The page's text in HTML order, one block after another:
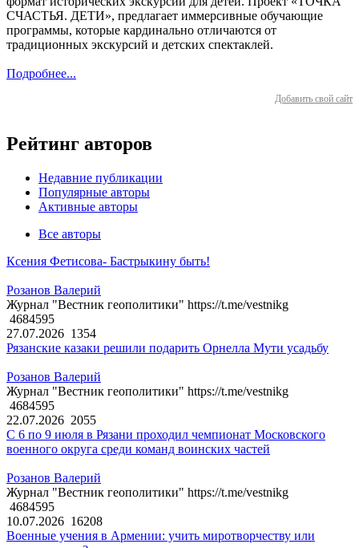
СЧАСТЬЯ. ДЕТИ», предлагает иммерсивные обучающие
программы, которые кардинально отличаются от
традиционных экскурсий и детских спектаклей.
Подробнее...
Добавить свой сайт
Рейтинг авторов
Недавние публикации
Популярные авторы
Активные авторы
Все авторы
Ксения Фетисова- Бастрыкину быть!
Розанов Валерий
Журнал "Вестник геополитики" https://t.me/vestnikg
4684595
27.07.2026 1354
Рязанские казаки решили подарить Орнелла Мути усадьбу
Розанов Валерий
Журнал "Вестник геополитики" https://t.me/vestnikg
4684595
22.07.2026 2055
С 6 по 9 июля в Рязани проходил чемпионат Московского
военного округа среди команд воинских частей
Розанов Валерий
Журнал "Вестник геополитики" https://t.me/vestnikg
4684595
10.07.2026 16208
Военные учения в Армении: учить миротворчеству или